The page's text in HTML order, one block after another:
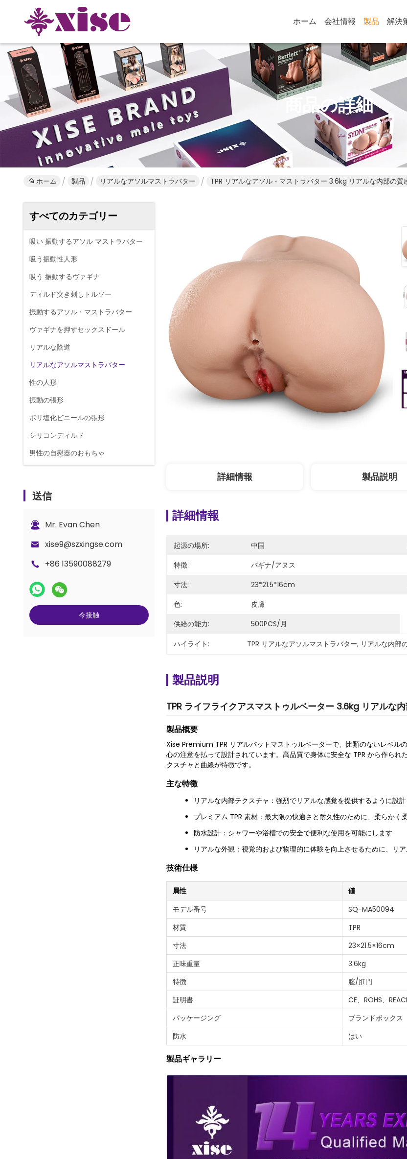
ホーム 会社情報 製品 解決
商品の詳細
ホーム 製品 リアルなアソルマストラバター TPR リアルなアソル・マストラバター 3.6kg リアルな内部の質
すべてのカテゴリー
吸い 振動するアソル マストラバター
吸う振動性人形
吸う 振動するヴァギナ
ディルド突き刺しトルソー
振動するアソル・マストラバター
ヴァギナを押すセックスドール
リアルな陰道
リアルなアソルマストラバター
性の人形
振動の張形
ポリ塩化ビニールの張形
シリコンディルド
男性の自慰器のおもちゃ
送信
Mr. Evan Chen
xise9@szxingse.com
+86 13590088279
今接触
詳細情報 製品説明
詳細情報
起源の場所: 中国
特徴:
バギナ/アヌス
寸法:
23*21.5*16cm
色:
皮膚
供給の能力:
500PCS/月
ハイライト: TPR リアルなアソルマストラバター, リアルな内部
製品説明
TPR ライフライクアスマストゥルベーター 3.6kg リアルな
製品概要
Xise Premium TPR リアルバットマストゥルベーターで、比類のないレベル
心の注意を払って設計されています。高品質で身体に安全な TPR から作ら
クスチャと曲線が特徴です。
主な特徴
リアルな内部テクスチャ：強烈でリアルな感覚を提供するように設
プレミアム TPR 素材：最大限の快適さと耐久性のために、柔らかく
防水設計：シャワーや浴槽での安全で便利な使用を可能にします
リアルな外観：視覚的および物理的に体験を向上させるために、リ
技術仕様
属性
値
モデル番号
SQ-MA50094
材質
TPR
寸法
23×21.5×16cm
正味重量
3.6kg
特徴
膣/肛門
証明書
CE、ROHS、
パッケージング
ブランドボックス
防水
はい
製品ギャラリー